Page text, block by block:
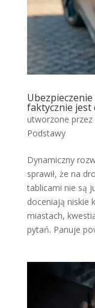
faktycznie jest
utworzone przez
Podstawy
Dynamiczny
sprawił, że na
tablicami nie są
doceniają niskie
miastach,
pytań. Panuje